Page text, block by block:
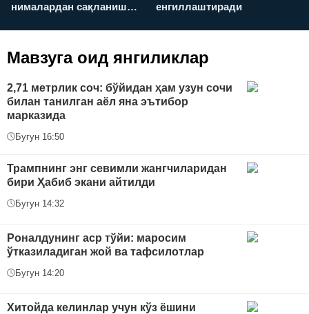
нималардан сақланиш
енгиллаштиради
Мавзуга оид янгиликлар
2,71 метрлик соч: бўйидан ҳам узун сочи
билан танилган аёл яна эътибор
марказида
Бугун 16:50
Трампнинг энг севимли жангчиларидан
бири Ҳабиб экани айтилди
Бугун 14:32
Роналдунинг аср тўйи: маросим
ўтказиладиган жой ва тафсилотлар
Бугун 14:20
Хитойда келинлар учун кўз ёшини